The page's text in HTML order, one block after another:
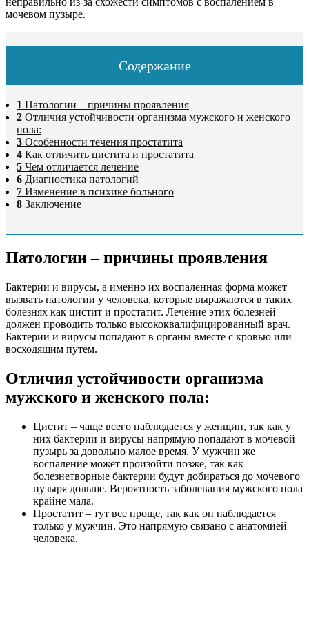
мочевом пузыре.
Содержание
1 Патологии – причины проявления
2 Отличия устойчивости организма мужского и женского
пола:
3 Особенности течения простатита
4 Как отличить цистита и простатита
5 Чем отличается лечение
6 Диагностика патологий
7 Изменение в психике больного
8 Заключение
Патологии – причины проявления
Бактерии и вирусы, а именно их воспаленная форма может
вызвать патологии у человека, которые выражаются в таких
болезнях как цистит и простатит. Лечение этих болезней
должен проводить только высококвалифицированный врач.
Бактерии и вирусы попадают в органы вместе с кровью или
восходящим путем.
Отличия устойчивости организма
мужского и женского пола:
Цистит – чаще всего наблюдается у женщин, так как у
них бактерии и вирусы напрямую попадают в мочевой
пузырь за довольно малое время. У мужчин же
воспаление может произойти позже, так как
болезнетворные бактерии будут добираться до мочевого
пузыря дольше. Вероятность заболевания мужского пола
крайне мала.
Простатит – тут все проще, так как он наблюдается
только у мужчин. Это напрямую связано с анатомией
человека.